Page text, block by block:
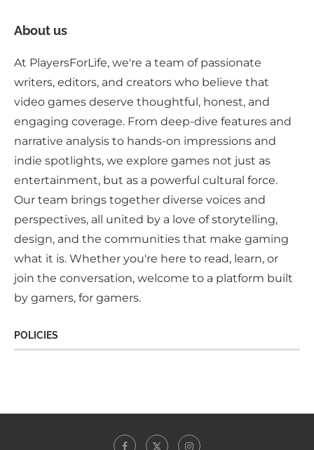
About us
At PlayersForLife, we're a team of passionate
writers, editors, and creators who believe that
video games deserve thoughtful, honest, and
engaging coverage. From deep-dive features and
narrative analysis to hands-on impressions and
indie spotlights, we explore games not just as
entertainment, but as a powerful cultural force.
Our team brings together diverse voices and
perspectives, all united by a love of storytelling,
design, and the communities that make gaming
what it is. Whether you're here to read, learn, or
join the conversation, welcome to a platform built
by gamers, for gamers.
POLICIES